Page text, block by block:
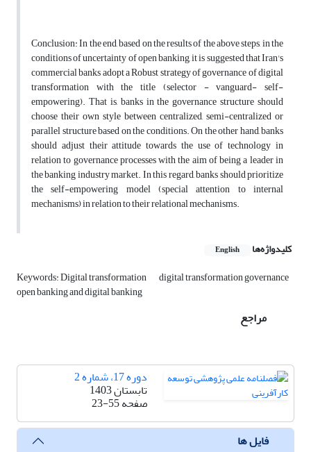
Conclusion: In the end, based on the results of the above steps, in the
conditions of uncertainty of open banking, it is suggested that Iran's
commercial banks adopt a Robust strategy of governance of digital
transformation with the title (selector - vanguard- self-
empowering). That is, banks in the governance structure should
choose their own style between centralized, semi-centralized or
parallel structure based on the conditions. On the other hand, banks
should adjust their attitude towards the use of technology in
relation to governance processes with the aim of being a leader in
the banking industry market. In this regard, banks should prioritize
the self-empowering model (special attention to internal
mechanisms) in relation to their relational mechanisms.
کلیدواژه‌ها English
Keywords: Digital transformation digital transformation governance
open banking and digital banking
مراجع
دوره 17، شماره 2
تابستان 1403
صفحه23-55
فایل ها